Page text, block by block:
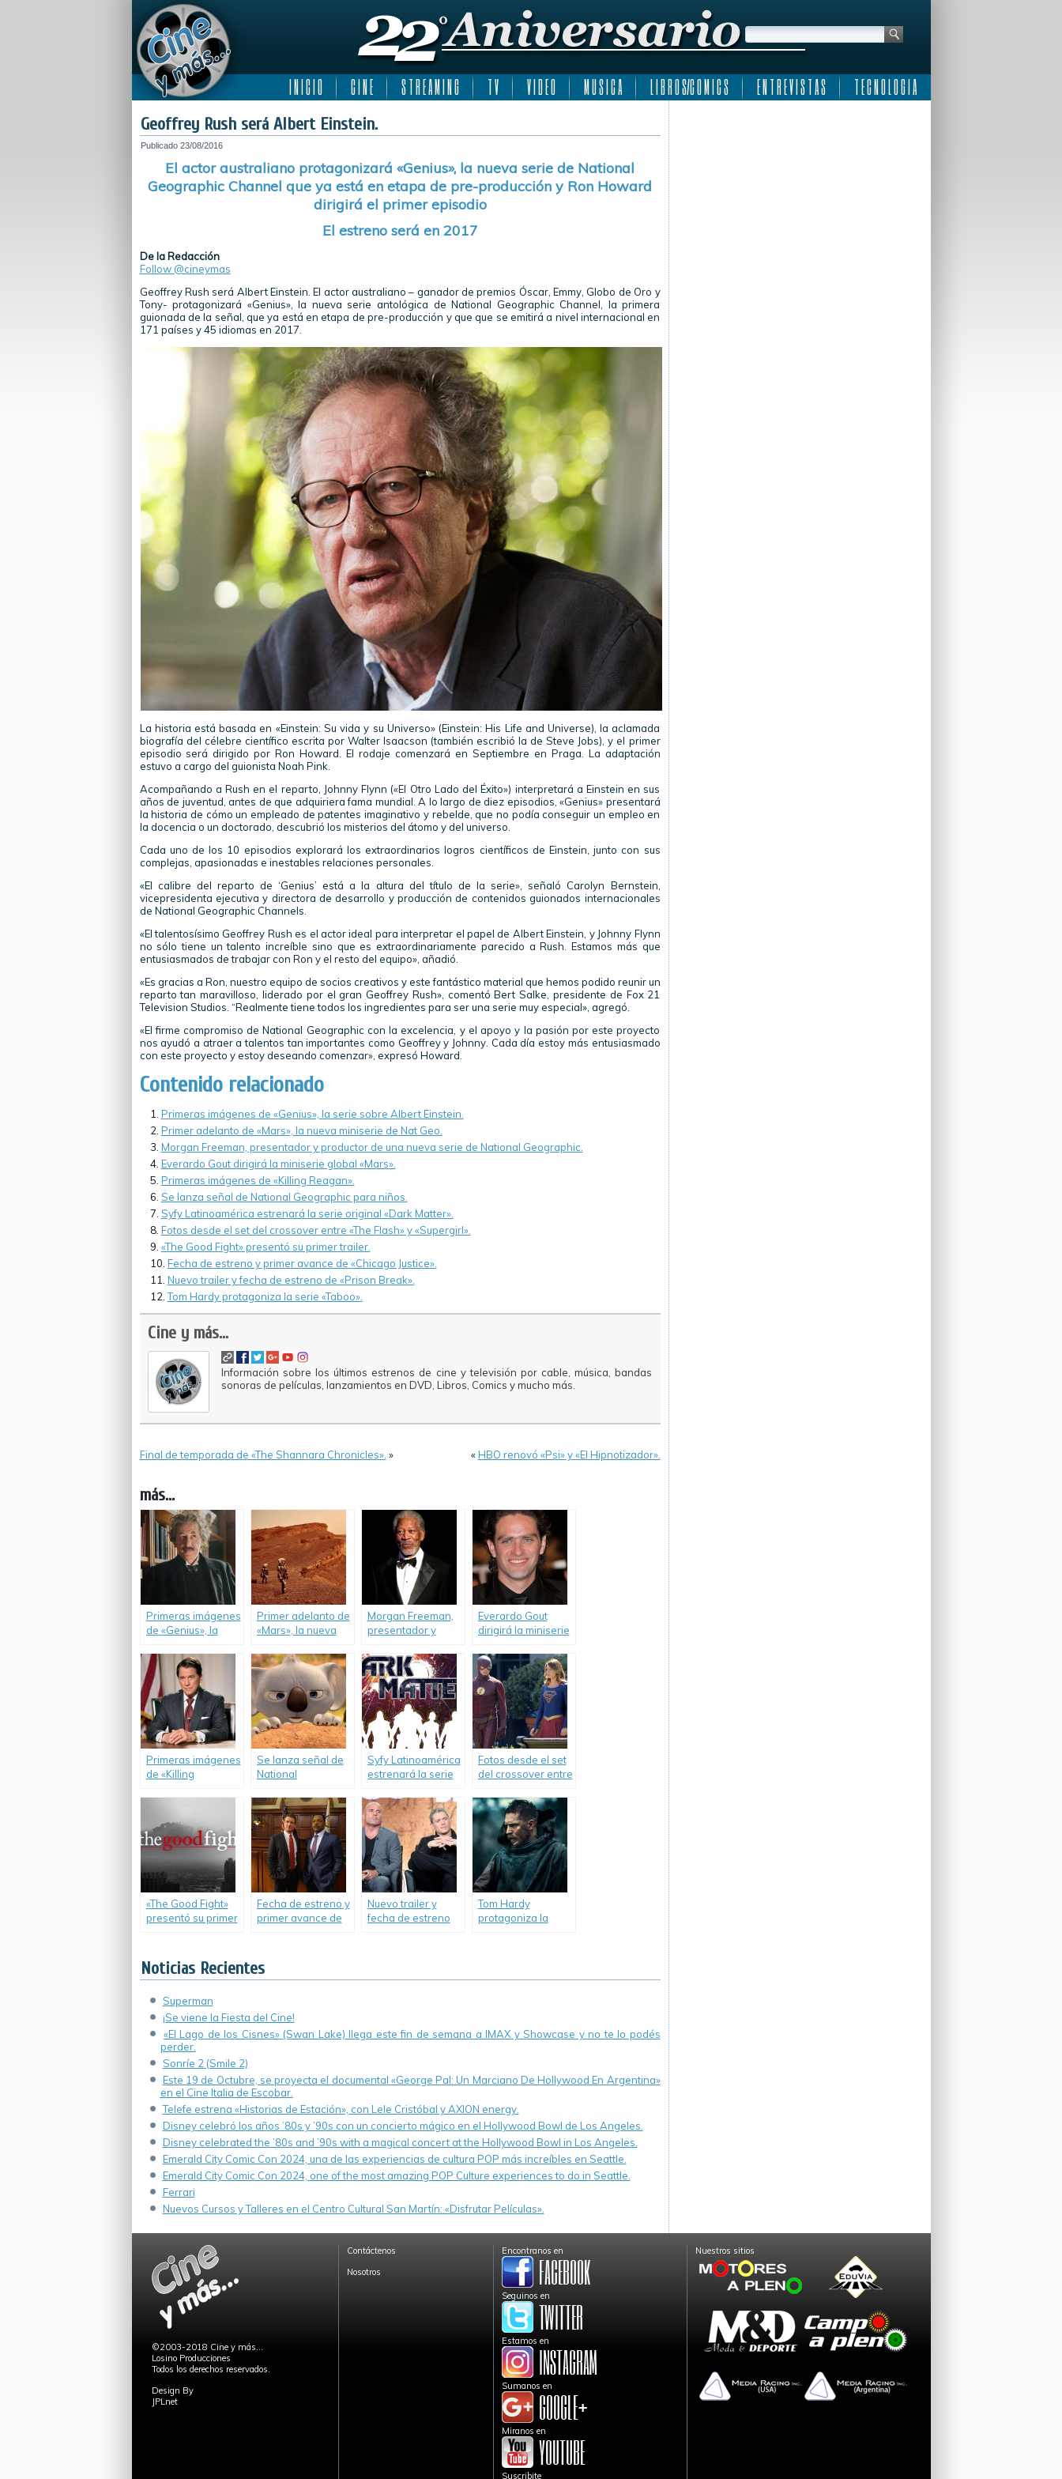
I N I C I O C I N E S T R E A M I N G T V V I D E O M U S I C A L I B R O S/C O M I C S E N T R E V I S T A S T E C N O L O G I A
Geoffrey Rush será Albert Einstein.
Publicado 23/08/2016
El actor australiano protagonizará «Genius», la nueva serie de National
Geographic Channel que ya está en etapa de pre-producción y Ron Howard
dirigirá el primer episodio
El estreno será en 2017
De la Redacción
Follow @cineymas
Geoffrey Rush será Albert Einstein. El actor australiano – ganador de premios Óscar, Emmy, Globo de Oro y
Tony- protagonizará «Genius», la nueva serie antológica de National Geographic Channel, la primera
guionada de la señal, que ya está en etapa de pre-producción y que que se emitirá a nivel internacional en
171 países y 45 idiomas en 2017.
La historia está basada en «Einstein: Su vida y su Universo» (Einstein: His Life and Universe), la aclamada
biografía del célebre científico escrita por Walter Isaacson (también escribió la de Steve Jobs), y el primer
episodio será dirigido por Ron Howard. El rodaje comenzará en Septiembre en Praga. La adaptación
estuvo a cargo del guionista Noah Pink.
Acompañando a Rush en el reparto, Johnny Flynn («El Otro Lado del Éxito») interpretará a Einstein en sus
años de juventud, antes de que adquiriera fama mundial. A lo largo de diez episodios, «Genius» presentará
la historia de cómo un empleado de patentes imaginativo y rebelde, que no podía conseguir un empleo en
la docencia o un doctorado, descubrió los misterios del átomo y del universo.
Cada uno de los 10 episodios explorará los extraordinarios logros científicos de Einstein, junto con sus
complejas, apasionadas e inestables relaciones personales.
«El calibre del reparto de ‘Genius’ está a la altura del título de la serie», señaló Carolyn Bernstein,
vicepresidenta ejecutiva y directora de desarrollo y producción de contenidos guionados internacionales
de National Geographic Channels.
«El talentosísimo Geoffrey Rush es el actor ideal para interpretar el papel de Albert Einstein, y Johnny Flynn
no sólo tiene un talento increíble sino que es extraordinariamente parecido a Rush. Estamos más que
entusiasmados de trabajar con Ron y el resto del equipo», añadió.
«Es gracias a Ron, nuestro equipo de socios creativos y este fantástico material que hemos podido reunir un
reparto tan maravilloso, liderado por el gran Geoffrey Rush», comentó Bert Salke, presidente de Fox 21
Television Studios. “Realmente tiene todos los ingredientes para ser una serie muy especial», agregó.
«El firme compromiso de National Geographic con la excelencia, y el apoyo y la pasión por este proyecto
nos ayudó a atraer a talentos tan importantes como Geoffrey y Johnny. Cada día estoy más entusiasmado
con este proyecto y estoy deseando comenzar», expresó Howard.
Contenido relacionado
Primeras imágenes de «Genius», la serie sobre Albert Einstein.
Primer adelanto de «Mars», la nueva miniserie de Nat Geo.
Morgan Freeman, presentador y productor de una nueva serie de National Geographic.
Everardo Gout dirigirá la miniserie global «Mars».
Primeras imágenes de «Killing Reagan».
Se lanza señal de National Geographic para niños.
Syfy Latinoamérica estrenará la serie original «Dark Matter».
Fotos desde el set del crossover entre «The Flash» y «Supergirl».
«The Good Fight» presentó su primer trailer.
Fecha de estreno y primer avance de «Chicago Justice».
Nuevo trailer y fecha de estreno de «Prison Break».
Tom Hardy protagoniza la serie «Taboo».
Cine y más...
Información sobre los últimos estrenos de cine y televisión por cable, música, bandas
sonoras de películas, lanzamientos en DVD, Libros, Comics y mucho más.
Final de temporada de «The Shannara Chronicles». » «HBO renovó «Psi» y «El Hipnotizador».
más...
Primeras imágenes
de «Genius», la
Einstein.
Primer adelanto de
«Mars», la nueva
Geo.
Morgan Freeman,
presentador y
nueva serie de
National
Geographic.
Everardo Gout
dirigirá la miniserie
Primeras imágenes
de «Killing
Se lanza señal de
National
niños.
Syfy Latinoamérica
estrenará la serie
Matter».
Fotos desde el set
del crossover entre
«Supergirl».
«The Good Fight»
presentó su primer
Fecha de estreno y
primer avance de
Nuevo trailer y
fecha de estreno
Tom Hardy
protagoniza la
Noticias Recientes
Superman
¡Se viene la Fiesta del Cine!
«El Lago de los Cisnes» (Swan Lake) llega este fin de semana a IMAX y Showcase y no te lo podés
perder.
Sonríe 2 (Smile 2)
Este 19 de Octubre, se proyecta el documental «George Pal: Un Marciano De Hollywood En Argentina»
en el Cine Italia de Escobar.
Telefe estrena «Historias de Estación», con Lele Cristóbal y AXION energy.
Disney celebró los años ’80s y ’90s con un concierto mágico en el Hollywood Bowl de Los Angeles.
Disney celebrated the ’80s and ’90s with a magical concert at the Hollywood Bowl in Los Angeles.
Emerald City Comic Con 2024, una de las experiencias de cultura POP más increíbles en Seattle.
Emerald City Comic Con 2024, one of the most amazing POP Culture experiences to do in Seattle.
Ferrari
Nuevos Cursos y Talleres en el Centro Cultural San Martín: «Disfrutar Películas».
©2003-2018 Cine y más...
Losino Producciones
Todos los derechos reservados.
Design By
JPLnet
Contáctenos
Nosotros
Encontranos en
Seguinos en
Estamos en
Sumanos en
Miranos en
Suscribite
Nuestros sitios